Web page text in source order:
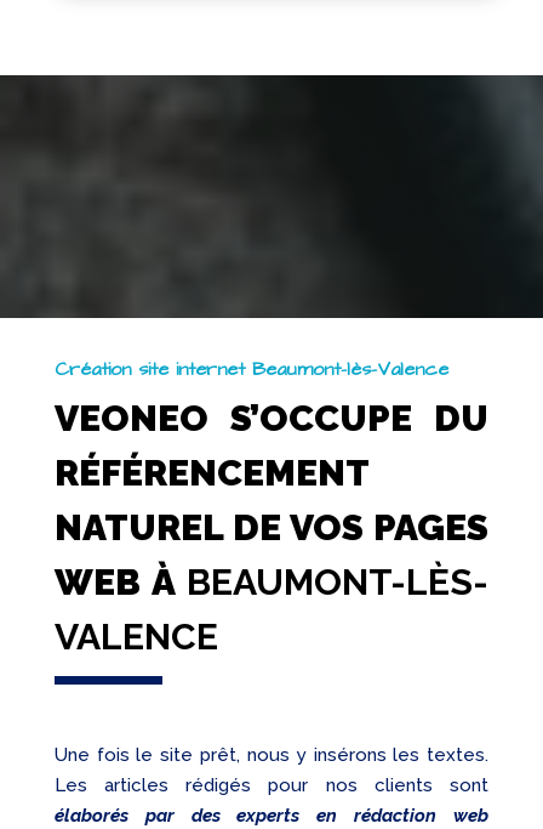
Création site internet Beaumont-lès-Valence
VEONEO S’OCCUPE DU
RÉFÉRENCEMENT
NATUREL DE VOS PAGES
WEB À BEAUMONT-LÈS-
VALENCE
Une fois le site prêt, nous y insérons les textes.
Les articles rédigés pour nos clients sont
élaborés par des experts en rédaction web